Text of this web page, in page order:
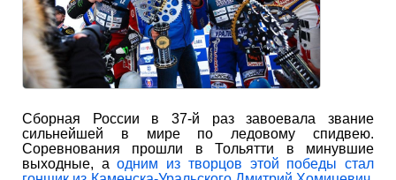
Сборная России в 37-й раз завоевала звание
сильнейшей в мире по ледовому спидвею.
Соревнования прошли в Тольятти в минувшие
выходные, аодним из творцов этой победы стал